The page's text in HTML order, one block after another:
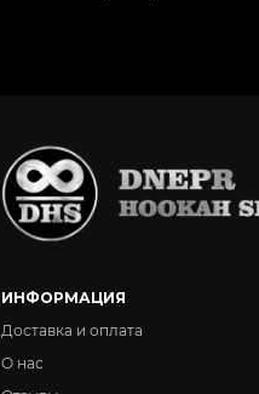
ИНФОРМАЦИЯ
Доставка и оплата
О нас